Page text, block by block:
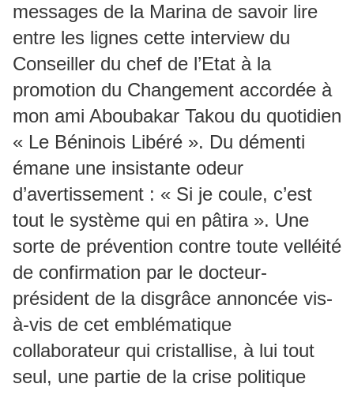
messages de la Marina de savoir lire
entre les lignes cette interview du
Conseiller du chef de l’Etat à la
promotion du Changement accordée à
mon ami Aboubakar Takou du quotidien
« Le Béninois Libéré ». Du démenti
émane une insistante odeur
d’avertissement : « Si je coule, c’est
tout le système qui en pâtira ». Une
sorte de prévention contre toute velléité
de confirmation par le docteur-
président de la disgrâce annoncée vis-
à-vis de cet emblématique
collaborateur qui cristallise, à lui tout
seul, une partie de la crise politique